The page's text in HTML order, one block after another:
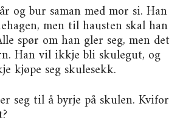
og bur saman med mor si. Han
men til hausten skal han
spør om han gler seg, men det
Han vil ikkje bli skulegut, og
kjøpe seg skulesekk.
seg til å byrje på skulen. Kvifor